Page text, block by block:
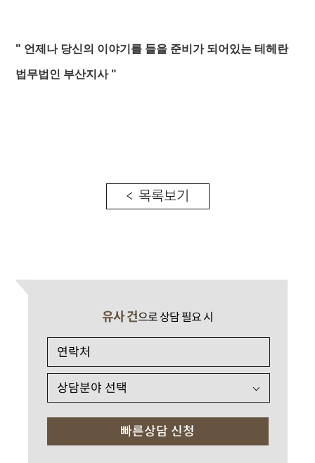
" 언제나 당신의 이야기를 들을 준비가 되어있는 테헤란
법무법인 부산지사 "
< 목록보기
유사 건으로 상담 필요 시